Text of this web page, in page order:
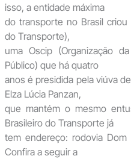
isso, a entidade máxima
do transporte no Brasil criou
do Transporte),
uma Oscip (Organização
Público) que há quatro
anos é presidida pela viúva
Elza Lúcia Panzan,
que mantém o mesmo
Brasileiro do Transporte já
tem endereço: rodovia Dom
Confira a seguir a